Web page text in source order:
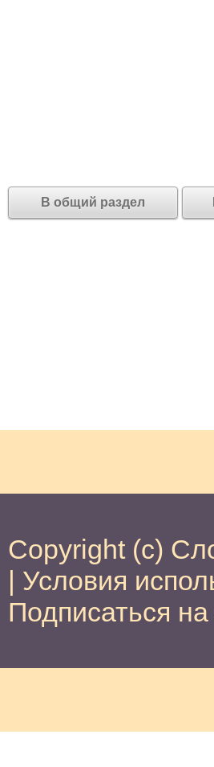
В общий раздел
Copyright (c)
| Условия
Подписаться